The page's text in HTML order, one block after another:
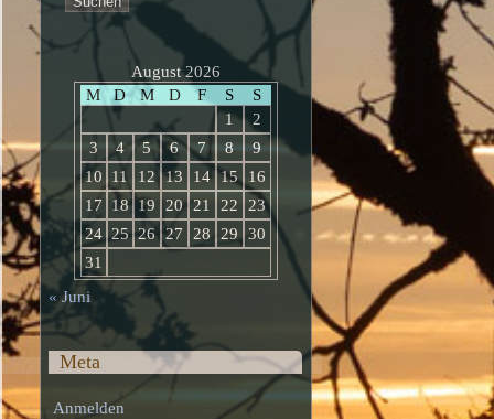
August 2026
M
D M D F S
S
1
2
3
4 5 6 7 8
9
10
11 12 13 14 15
16
17
18 19 20 21 22
23
24 25 26 27 28 29
30
31
« Juni
Meta
Anmelden